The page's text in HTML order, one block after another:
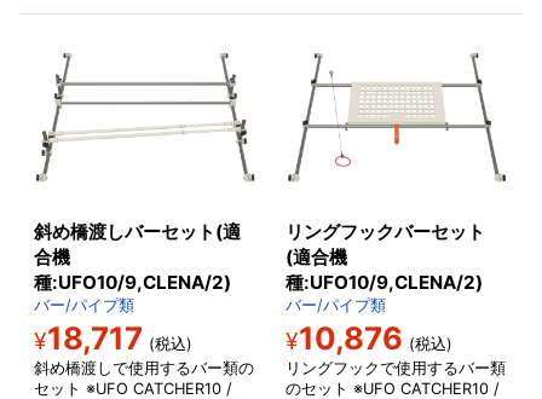
斜め橋渡しバーセット(適
合機
種:UFO10/9,CLENA/2)
バー/パイプ類
¥18,717 (税込)
斜め橋渡しで使用するバー類の
セット ※UFO CATCHER10 /
リングフックバーセット
(適合機
種:UFO10/9,CLENA/2)
バー/パイプ類
¥10,876 (税込)
リングフックで使用するバー類
のセット ※UFO CATCHER10 /